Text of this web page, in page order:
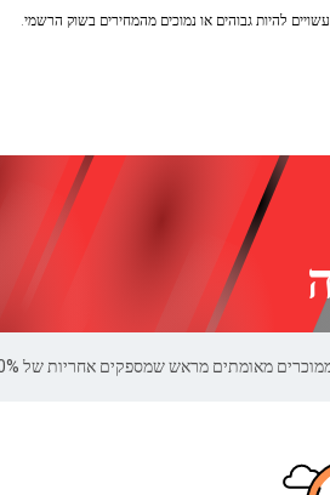
להיות גבוהים או נמוכים מהמחירים בשוק הרשמי.